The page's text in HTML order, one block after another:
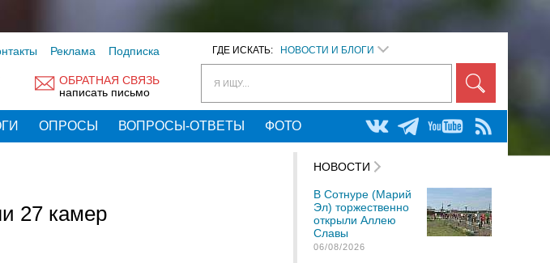
ГДЕ ИСКАТЬ: НОВОСТИ И БЛОГИ
Я ИЩУ...
Реклама Подписка
ОБРАТНАЯ СВЯЗЬ
написать письмо
ОПРОСЫ ВОПРОСЫ-ОТВЕТЫ ФОТО
27 камер
НОВОСТИ
В Сотнуре (Марий
Эл) торжественно
открыли Аллею
Славы
06/08/2026